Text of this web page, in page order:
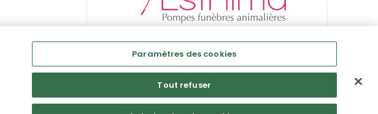
Paramètres des cookies
Tout refuser